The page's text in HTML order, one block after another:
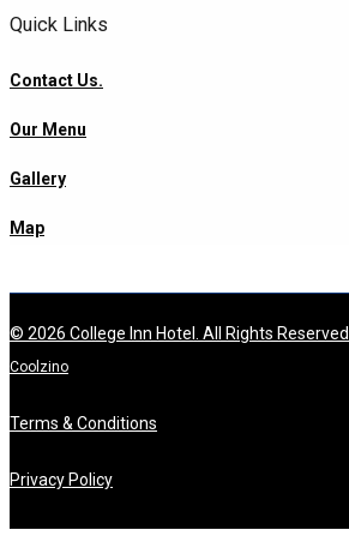
Quick Links
Contact Us.
Our Menu
Gallery
Map
© 2026 College Inn Hotel. All Rights Reserved.
Coolzino
Terms & Conditions
Privacy Policy